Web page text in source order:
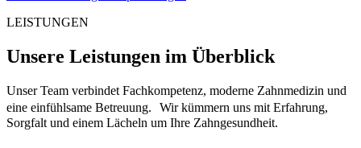
LEISTUNGEN
Unsere Leistungen im Überblick
Unser Team verbindet Fachkompetenz, moderne Zahnmedizin und
eine einfühlsame Betreuung. Wir kümmern uns mit Erfahrung,
Sorgfalt und einem Lächeln um Ihre Zahngesundheit.